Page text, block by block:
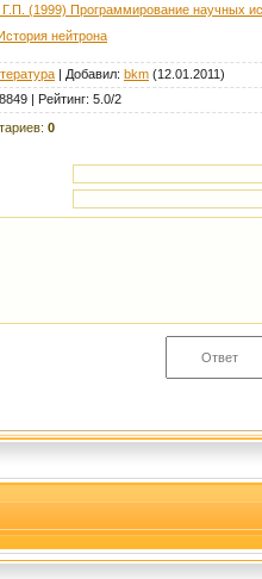
(1999) Программирование научных
нейтрона
| Добавил: bkm (12.01.2011)
8849 | Рейтинг: 5.0/2
: 0